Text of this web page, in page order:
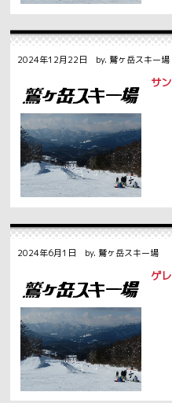
2024年12月22日 by. 鷲ヶ岳スキー場
サ
2024年6月1日 by. 鷲ヶ岳スキー場
ゲ